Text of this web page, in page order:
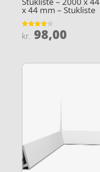
x 44 mm – Stukliste
Vurderet
4.1
kr. 98,00